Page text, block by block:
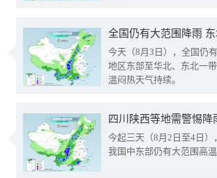
全国仍有大范围降雨
今天（8月3日），全国仍
地区东部至华北、东北一
温闷热天气持续。
今起三天（8月2日至4日
我国中东部仍有大范围高